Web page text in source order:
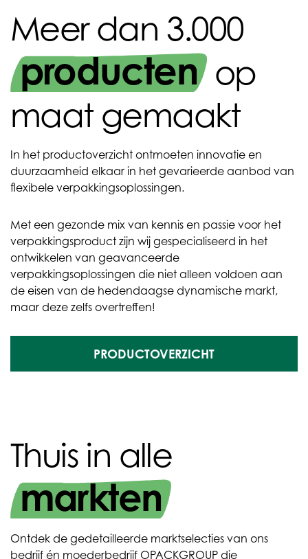
Meer dan 3.000
producten op
maat gemaakt
In het productoverzicht ontmoeten innovatie en
duurzaamheid elkaar in het gevarieerde aanbod van
flexibele verpakkingsoplossingen.
Met een gezonde mix van kennis en passie voor het
verpakkingsproduct zijn wij gespecialiseerd in het
ontwikkelen van geavanceerde
verpakkingsoplossingen die niet alleen voldoen aan
de eisen van de hedendaagse dynamische markt,
maar deze zelfs overtreffen!
PRODUCTOVERZICHT
Thuis in alle
markten
Ontdek de gedetailleerde marktselecties van ons
bedrijf én moederbedrijf OPACKGROUP die